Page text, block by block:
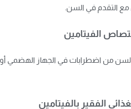
مع التقدم في السن.
الفيتامين
السن من اضطرابات في الجهاز الهضمي
الفقير بالفيتامين